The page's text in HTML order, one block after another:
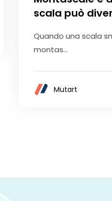
scala può
Quando una scala
montas...
Mutart